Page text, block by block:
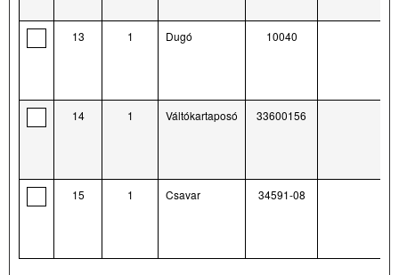
13 1 Dugó 10040
14 1 Váltókartaposó 33600156
15 1 Csavar 34591-08